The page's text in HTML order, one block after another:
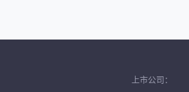
上市公司：